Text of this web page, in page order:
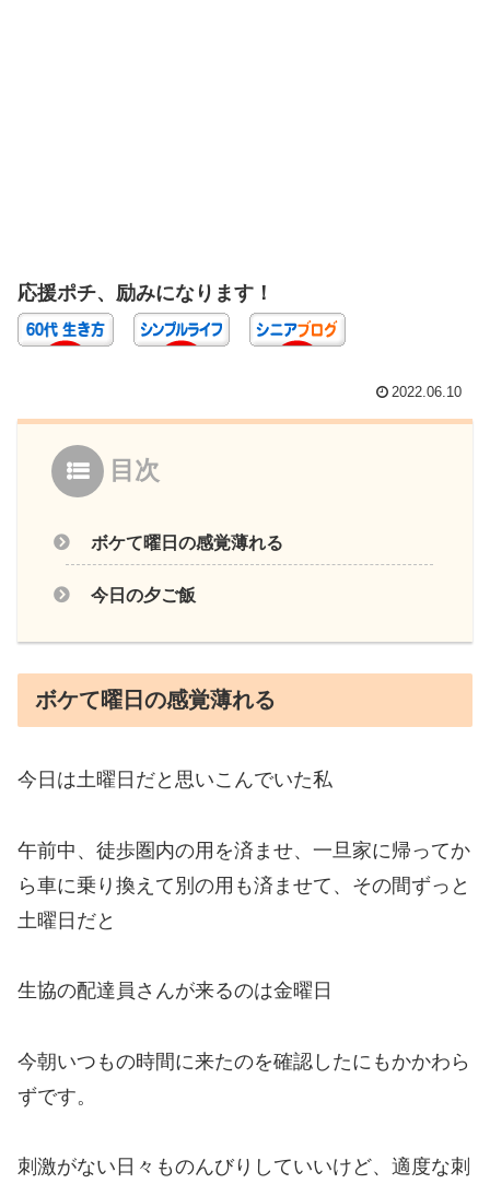
応援ポチ、励みになります！
2022.06.10
目次
ボケて曜日の感覚薄れる
今日の夕ご飯
ボケて曜日の感覚薄れる
今日は土曜日だと思いこんでいた私
午前中、徒歩圏内の用を済ませ、一旦家に帰ってか
ら車に乗り換えて別の用も済ませて、その間ずっと
土曜日だと
生協の配達員さんが来るのは金曜日
今朝いつもの時間に来たのを確認したにもかかわら
ずです。
刺激がない日々ものんびりしていいけど、適度な刺